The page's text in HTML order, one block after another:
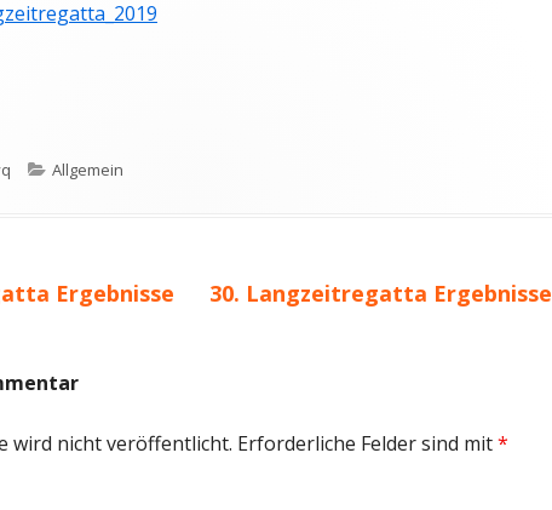
Kategorien
Allgemein
Ergebnisse
Nächster
30. Langzeitregatta Ergebnisse
wird nicht veröffentlicht. Erforderliche Felder sind mit*